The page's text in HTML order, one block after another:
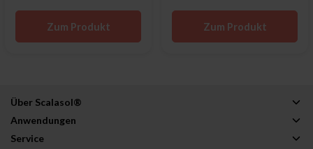
Zum Produkt Zum Produkt
Über Scalasol®
Anwendungen
Service